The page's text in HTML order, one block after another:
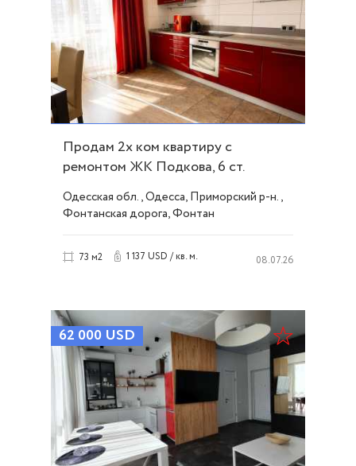
Продам 2х ком квартиру с
ремонтом ЖК Подкова, 6 ст.
Б.Фонтана ID 53259
Одесская обл., Одесса, Приморский р-н.,
Фонтанская дорога, Фонтан
73 м2 1 137 USD / кв. м. 08.07.26
62 000 USD